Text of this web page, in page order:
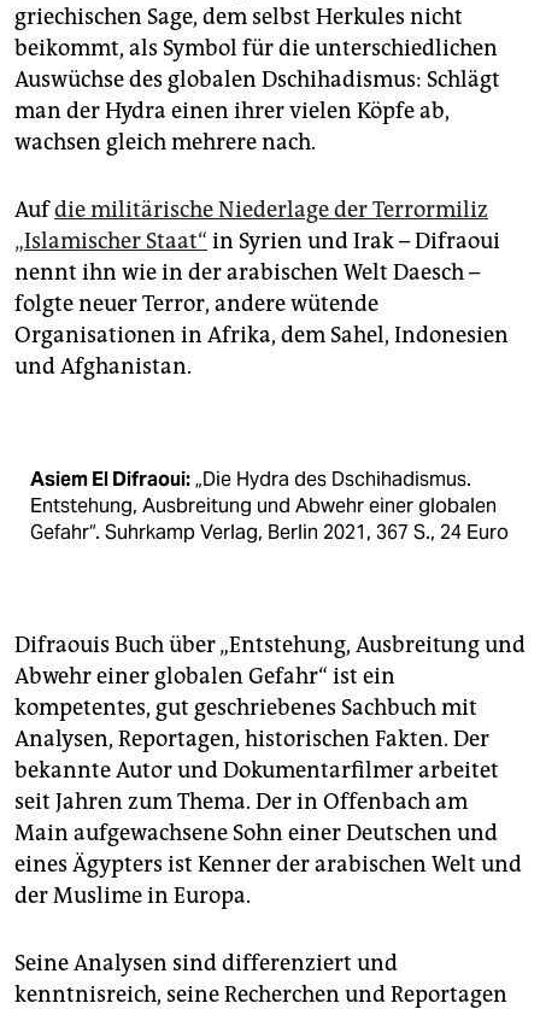
genossenschaft
epaper login
griechischen Sage, dem selbst Herkules nicht
beikommt, als Symbol für die unterschiedlichen
Auswüchse des globalen Dschihadismus: Schlägt
man der Hydra einen ihrer vielen Köpfe ab,
wachsen gleich mehrere nach.
Aufdie militärische Niederlage der Terrormiliz
„Islamischer Staat“ in Syrien und Irak – Difraoui
nennt ihn wie in der arabischen Welt Daesch –
folgte neuer Terror, andere wütende
Organisationen in Afrika, dem Sahel, Indonesien
und Afghanistan.
Asiem El Difraoui:„Die Hydra des Dschi­hadismus.
Entstehung, Ausbreitung und Abwehr einer globalen
Gefahr“. Suhrkamp Verlag, Berlin 2021, 367 S., 24 Euro
Difraouis Buch über „Entstehung, Ausbreitung und
Abwehr einer globalen Gefahr“ ist ein
kompetentes, gut geschriebenes Sachbuch mit
Analysen, Reportagen, historischen Fakten. Der
bekannte Autor und Dokumentarfilmer arbeitet
seit Jahren zum Thema. Der in Offenbach am
Main aufgewachsene Sohn einer Deutschen und
eines Ägypters ist Kenner der arabischen Welt und
der Muslime in Europa.
Seine Analysen sind differenziert und
kenntnisreich, seine Recherchen und Reportagen